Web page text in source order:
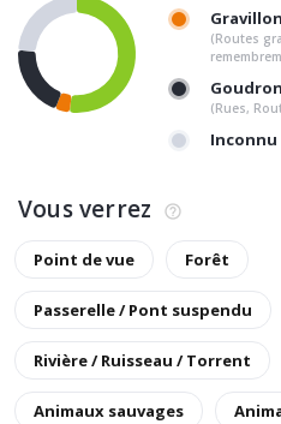
(Routes
(Rues,
Inconnu
Vous verrez
Point de vue Forêt
Passerelle / Pont suspendu
Rivière / Ruisseau / Torrent
Animaux sauvages